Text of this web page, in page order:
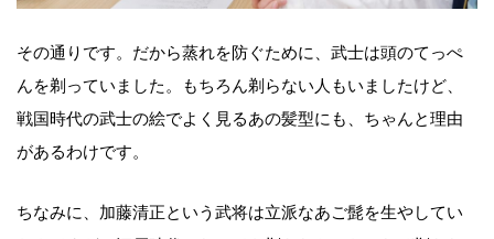
その通りです。だから蒸れを防ぐために、武士は頭のてっぺ
んを剃っていました。もちろん剃らない人もいましたけど、
戦国時代の武士の絵でよく見るあの髪型にも、ちゃんと理由
があるわけです。
ちなみに、加藤清正という武将は立派なあご髭を生やしてい